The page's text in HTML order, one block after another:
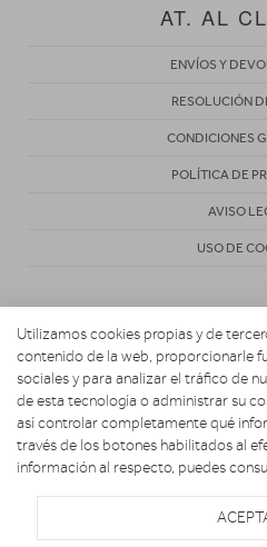
AT. AL
ENVÍOS Y
RESOLUCIÓN
CONDICIONES
POLÍTICA DE
AVISO
USO DE
Copyright 2026. MARIO
Utilizamos cookies propias y de
contenido de la web, proporcionarle
sociales y para analizar el tráfico de
de esta tecnología o administrar su
así controlar completamente qué
través de los botones habilitados al
información al respecto, puedes